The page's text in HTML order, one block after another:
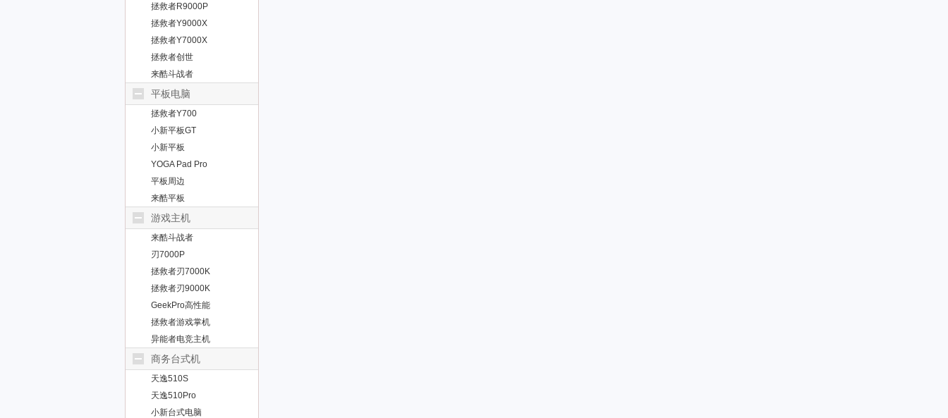
拯救者R9000P
拯救者Y9000X
拯救者Y7000X
拯救者创世
来酷斗战者
平板电脑
拯救者Y700
小新平板GT
小新平板
YOGA Pad Pro
平板周边
来酷平板
游戏主机
来酷斗战者
刃7000P
拯救者刃7000K
拯救者刃9000K
GeekPro高性能
拯救者游戏掌机
异能者电竞主机
商务台式机
天逸510S
天逸510Pro
小新台式电脑